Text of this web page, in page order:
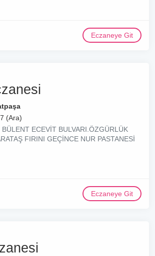
Eczaneye Git
(Ara)
ECEVİT BULVARI.ÖZGÜRLÜK
FIRINI GEÇİNCE NUR PASTANESİ
Eczaneye Git